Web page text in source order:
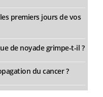
premiers jours de vos
de noyade grimpe-t-il ?
du cancer ?